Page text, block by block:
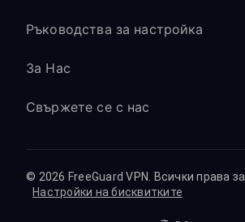
Ръководства за настройка
За Нас
Свържете се с нас
© 2026 FreeGuard VPN. Всички права
Настройки на бисквитките